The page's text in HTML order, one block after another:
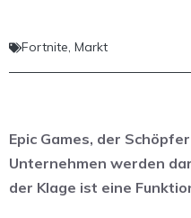
Fortnite, Markt
Epic Games, der
Unternehmen werden
der Klage ist eine